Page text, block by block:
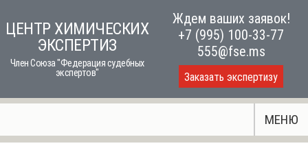
toЦЕНТР ХИМИЧЕСКИХ
ЭКСПЕРТИЗ
Член Союза "Федерация судебных
экспертов"
Ждем ваших заявок!
+7 (995) 100-33-77
555@fse.ms
Заказать экспертизу
МЕНЮ